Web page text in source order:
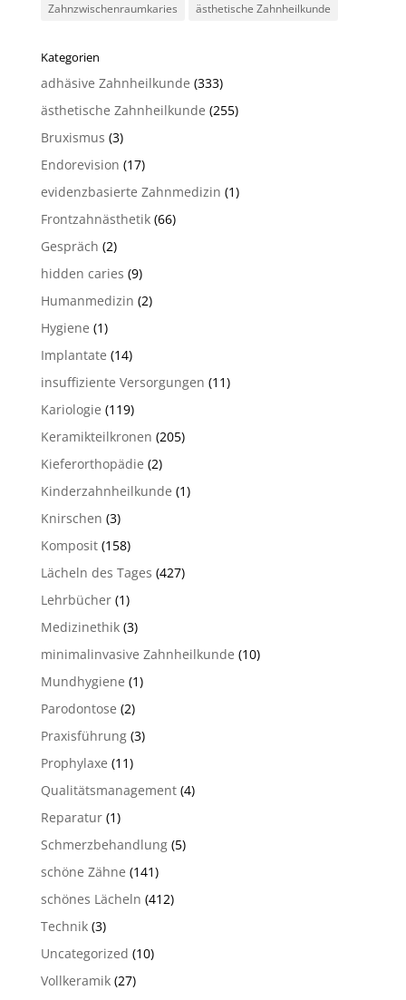
Zahnzwischenraumkaries
ästhetische Zahnheilkunde
Kategorien
adhäsive Zahnheilkunde (333)
ästhetische Zahnheilkunde (255)
Bruxismus (3)
Endorevision (17)
evidenzbasierte Zahnmedizin (1)
Frontzahnästhetik(66)
Gespräch (2)
hidden caries (9)
Humanmedizin (2)
Hygiene (1)
Implantate (14)
insuffiziente Versorgungen (11)
Kariologie (119)
Keramikteilkronen (205)
Kieferorthopädie (2)
Kinderzahnheilkunde (1)
Knirschen (3)
Komposit(158)
Lächeln des Tages (427)
Lehrbücher(1)
Medizinethik(3)
minimalinvasive Zahnheilkunde (10)
Mundhygiene (1)
Parodontose (2)
Praxisführung(3)
Prophylaxe (11)
Qualitätsmanagement(4)
Reparatur(1)
Schmerzbehandlung(5)
schöne Zähne (141)
schönes Lächeln (412)
Technik(3)
Uncategorized (10)
Vollkeramik(27)